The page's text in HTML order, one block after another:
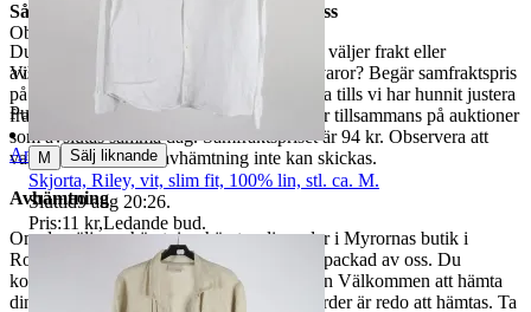
Så här går det till när du handlar hos oss
Du betalar din order direkt på Tradera och väljer frakt eller
avhämtning. Vill du att vi samfraktar fler varor? Begär samfraktspris
på din Traderasida och vänta med att betala tills vi har hunnit justera
fraktpriset. Vi samfraktar upp till fyra varor tillsammans på auktioner
som avslutas samma dag. Samfraktspriset är 94 kr. Observera att
varor märkta endast avhämtning inte kan skickas.
Avhämtning
Om du väljer avhämtning hämtas din order i Myrornas butik i
Ropsten, Kolargatan 2 efter den har blivit packad av oss. Du
kommer att få ett separat mail med rubriken Välkommen att hämta
din order på Myrorna i Ropsten! när din order är redo att hämtas. Ta
Objektnr
730 648 693
Visningar
Publicerad
8 maj 19:12
Anmäl Sälj liknande
M
Skjorta, Riley, vit, slim fit, 100% lin, stl. ca. M.
Sluttid9 aug 20:26.
Pris:11 kr,Ledande bud.